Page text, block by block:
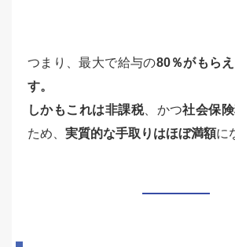
つまり、最大で給与の80％がもら
す。
しかもこれは非課税、かつ社会保
ため、 実質的な手取りはほぼ満額に